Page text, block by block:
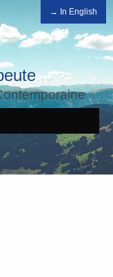
→ In English